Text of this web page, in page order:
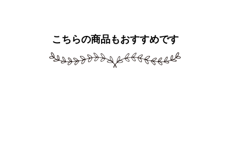
こちらの商品もおすすめです